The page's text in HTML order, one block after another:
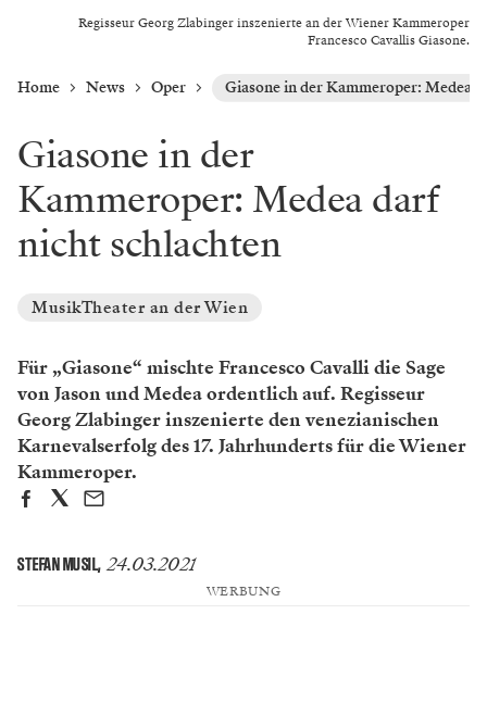
Regisseur Georg Zlabinger inszenierte an der Wiener Kammeroper
Francesco Cavallis Giasone.
Home News Oper Giasone in der Kammeroper: Medea
Giasone in der
Kammeroper: Medea darf
nicht schlachten
MusikTheater an der Wien
Für „Giasone“ mischte Francesco Cavalli die Sage
von Jason und Medea ordentlich auf. Regisseur
Georg Zlabinger inszenierte den venezianischen
Karnevalserfolg des 17. Jahrhunderts für die Wiener
Kammeroper.
STEFAN MUSIL, 24.03.2021
WERBUNG